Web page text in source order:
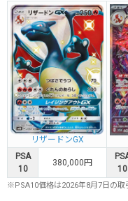
リザードンGX
PSA
10
380,000円
10
※PSA10価格は2026年8月7日の取